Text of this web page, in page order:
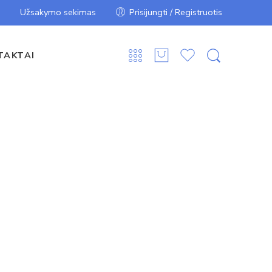
Užsakymo sekimas Prisijungti / Registruotis